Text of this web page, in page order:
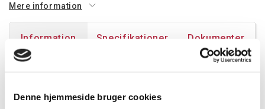
Denne hjemmeside bruger cookies
Mere information
Information Specifikationer Dokumenter
Indbygningsmål BxHxD 97 x 150 x 62 mm